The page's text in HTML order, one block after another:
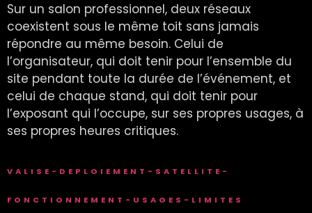
Sur un salon professionnel, deux réseaux
coexistent sous le même toit sans jamais
répondre au même besoin. Celui de
l’organisateur, qui doit tenir pour l’ensemble du
site pendant toute la durée de l’événement, et
celui de chaque stand, qui doit tenir pour
l’exposant qui l’occupe, sur ses propres usages, à
ses propres heures critiques.
VALISE-DEPLOIEMENT-SATELLITE-
FONCTIONNEMENT-USAGES-LIMITES